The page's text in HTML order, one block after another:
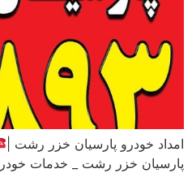
امداد خودرو پارسیان خزر رشت |
پارسیان خزر رشت _ خدمات